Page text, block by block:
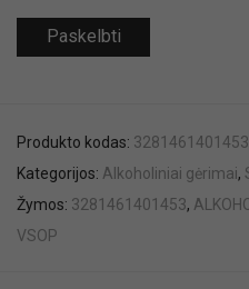
Produkto kodas: 3281461401453
Kategorijos: Alkoholiniai gėrimai,
Žymos: 3281461401453,
VSOP